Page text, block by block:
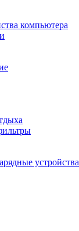
компьютера
устройства